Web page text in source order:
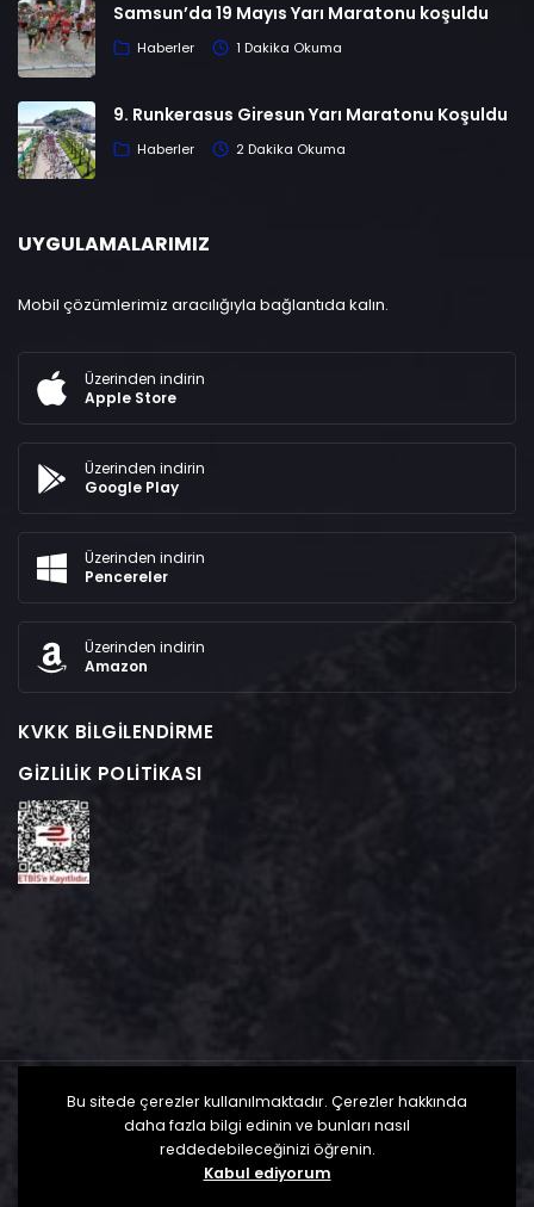
Samsun’da 19 Mayıs Yarı Maratonu koşuldu
Haberler 1 Dakika Okuma
9. Runkerasus Giresun Yarı Maratonu Koşuldu
Haberler 2 Dakika Okuma
UYGULAMALARIMIZ
Mobil çözümlerimiz aracılığıyla bağlantıda kalın.
Üzerinden indirin
Apple Store
Üzerinden indirin
Google Play
Üzerinden indirin
Pencereler
Üzerinden indirin
Amazon
KVKK BILGILENDIRME
GIZLILIK POLITIKASI
Bu sitede çerezler kullanılmaktadır. Çerezler hakkında
daha fazla bilgi edinin ve bunları nasıl
reddedebileceğinizi öğrenin.
Kabul ediyorum